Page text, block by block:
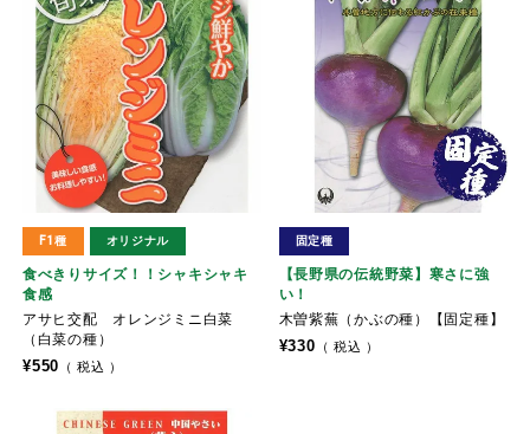
食べきりサイズ！！シャキシャキ
食感
アサヒ交配 オレンジミニ白菜
（白菜の種）
F1種 オリジナル
¥550 税込
【長野県の伝統野菜】寒さに強
い！
木曽紫蕪（かぶの種）【固定種】
固定種
¥330 税込